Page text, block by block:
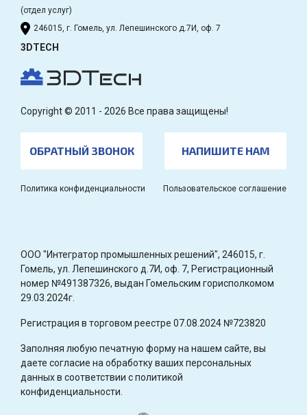
(отдел услуг)
246015, г. Гомель, ул. Лепешинского д.7И, оф. 7
3DTECH
Copyright © 2011 - 2026 Все права защищены!
ОБРАТНЫЙ ЗВОНОК НАПИШИТЕ НАМ
Политика конфиденциальности Пользовательское соглашение
OOO "Интегратор промышленных решений", 246015, г.
Гомель, ул. Лепешинского д.7И, оф. 7, Регистрационный
номер №491387326, выдан Гомельским горисполкомом
29.03.2024г.
Регистрация в торговом реестре 07.08.2024 №723820
Заполняя любую печатную форму на нашем сайте, вы
даете согласие на обработку ваших персональных
данных в соответствии с политикой
конфиденциальности.